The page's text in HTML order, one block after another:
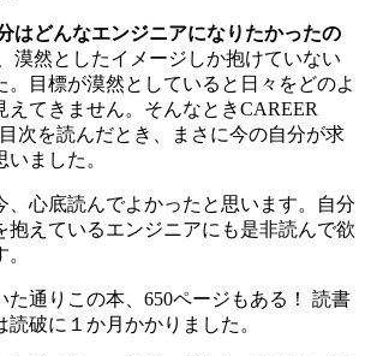
はどんなエンジニアになりたかったの
漠然としたイメージしか抱けていない
。目標が漠然としていると日々をどのよ
えてきません。そんなときCAREER
次を読んだとき、まさに今の自分が求
ました。
、心底読んでよかったと思います。自分
抱えているエンジニアにも是非読んで欲
た通りこの本、650ページもある！ 読書
破に１か月かかりました。